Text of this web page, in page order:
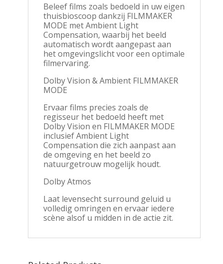
Beleef films zoals bedoeld in uw eigen
thuisbioscoop dankzij FILMMAKER
MODE met Ambient Light
Compensation, waarbij het beeld
automatisch wordt aangepast aan
het omgevingslicht voor een optimale
filmervaring.
Dolby Vision & Ambient FILMMAKER
MODE
Ervaar films precies zoals de
regisseur het bedoeld heeft met
Dolby Vision en FILMMAKER MODE
inclusief Ambient Light
Compensation die zich aanpast aan
de omgeving en het beeld zo
natuurgetrouw mogelijk houdt.
Dolby Atmos
Laat levensecht surround geluid u
volledig omringen en ervaar iedere
scène alsof u midden in de actie zit.